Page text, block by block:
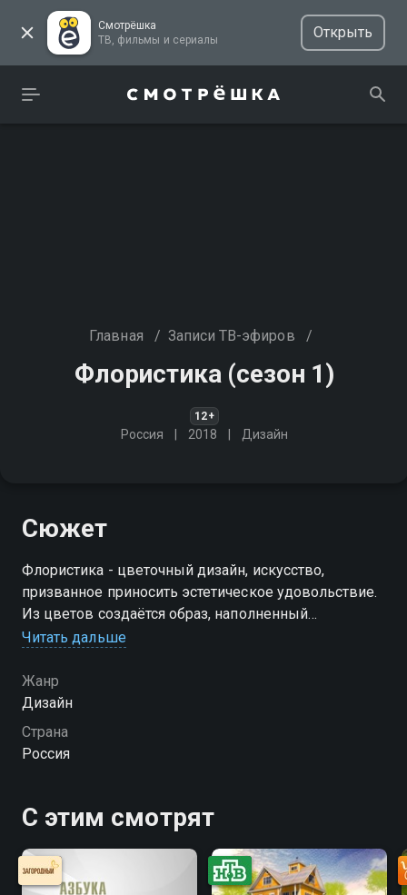
Смотрёшка
ТВ, фильмы и сериалы
Открыть
Главная / Записи ТВ-эфиров /
Флористика (сезон 1)
12+
Россия 2018 Дизайн
Сюжет
Флористика - цветочный дизайн, искусство,
призванное приносить эстетическое удовольствие.
Из цветов создаётся образ, наполненный
оригинальными красками и необычным
Посмотреть онлайн 1 сезон сериала Флористика вы
можете совершенно бесплатно в хорошем HD
качестве на Смотрёшке
Читать дальше
Жанр
Дизайн
Страна
Россия
С этим смотрят